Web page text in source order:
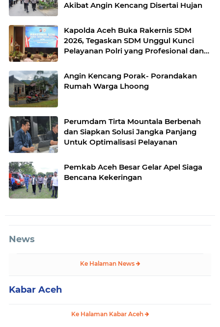
Akibat Angin Kencang Disertai Hujan
Kapolda Aceh Buka Rakernis SDM
2026, Tegaskan SDM Unggul Kunci
Pelayanan Polri yang Profesional dan
Angin Kencang Porak- Porandakan
Rumah Warga Lhoong
Perumdam Tirta Mountala Berbenah
dan Siapkan Solusi Jangka Panjang
Untuk Optimalisasi Pelayanan
Pemkab Aceh Besar Gelar Apel Siaga
Bencana Kekeringan
News
Ke Halaman News
Kabar Aceh
Ke Halaman Kabar Aceh